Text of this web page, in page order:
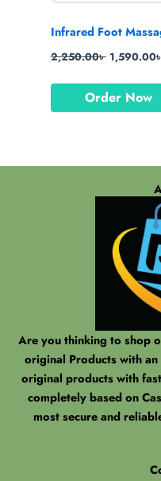
Infrared Foot
2,250.00৳ 1,590.00৳
Order Now
Are you thinking to shop
original Products with
original products with
completely based on
most secure and